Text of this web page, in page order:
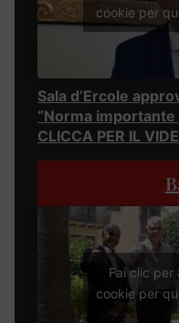
cookie per
Sala d’Ercole
“Norma
CLICCA PER IL
Fai clic per
cookie per